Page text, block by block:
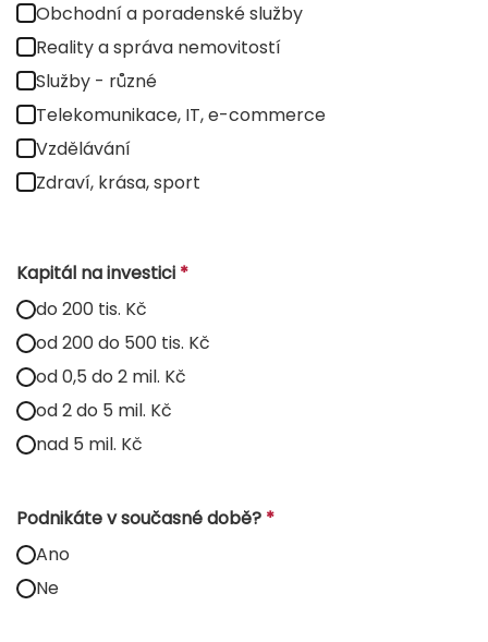
Obchodní a poradenské služby
Reality a správa nemovitostí
Služby - různé
Telekomunikace, IT, e-commerce
Vzdělávání
Zdraví, krása, sport
Kapitál na investici *
do 200 tis. Kč
od 200 do 500 tis. Kč
od 0,5 do 2 mil. Kč
od 2 do 5 mil. Kč
nad 5 mil. Kč
Podnikáte v současné době? *
Ano
Ne